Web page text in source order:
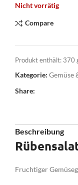
Nicht vorrätig
Compare
Produkt enthält: 370
Kategorie: Gemüse
Share:
Beschreibung
Fruchtiger